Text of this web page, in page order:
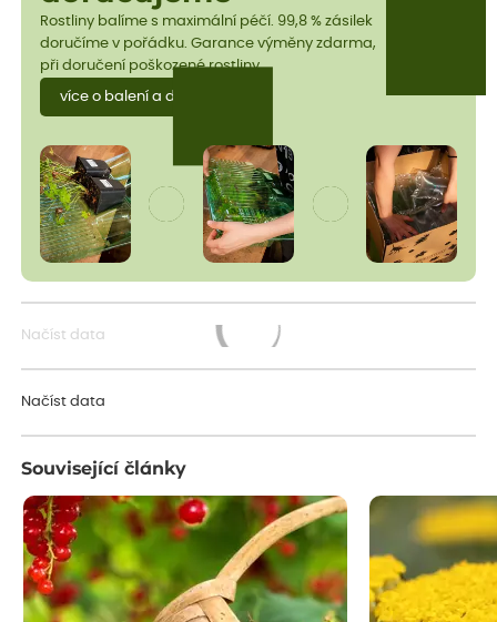
Rostliny balíme s maximální péčí. 99,8 % zásilek
doručíme v pořádku. Garance výměny zdarma,
při doručení poškozené rostliny.
více o balení a dopravě
Načíst data
Načíst data
Související články